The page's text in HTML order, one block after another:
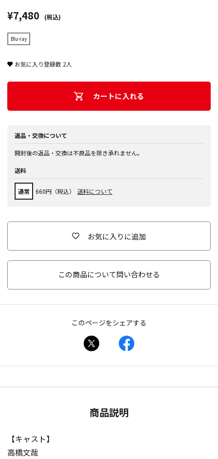
¥7,480 (税込)
Blu-ray
お気に入り登録数 2人
カートに入れる
返品・交換について
開封後の返品・交換は不良品を除き承れません。
送料
通常 660円（税込） 送料について
お気に入りに追加
この商品について問い合わせる
このページをシェアする
商品説明
【キャスト】
高橋文哉